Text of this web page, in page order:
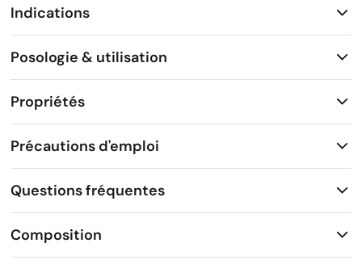
Indications
Posologie & utilisation
Propriétés
Précautions d'emploi
Questions fréquentes
Composition